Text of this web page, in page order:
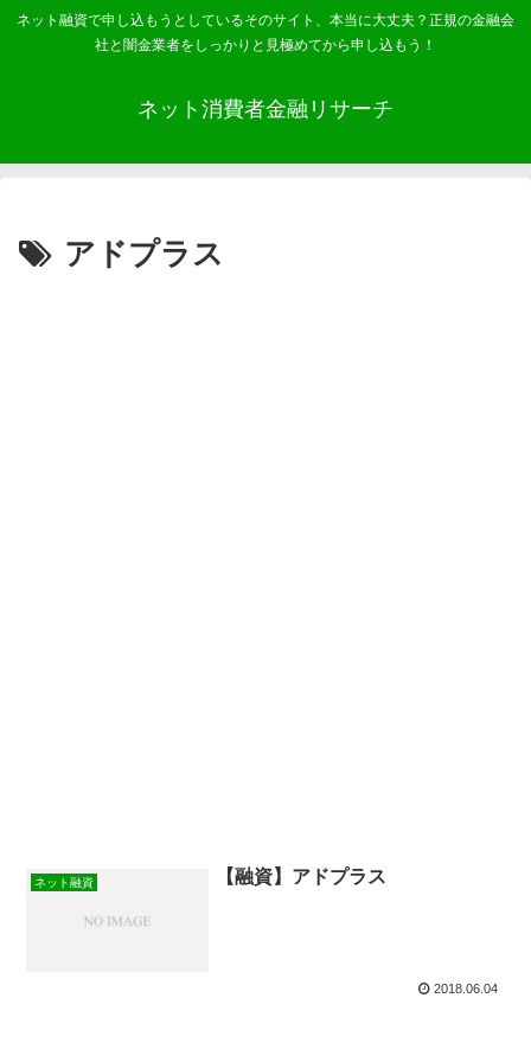
ネット融資で申し込もうとしているそのサイト、本当に大丈夫？正規の金融会
社と闇金業者をしっかりと見極めてから申し込もう！
ネット消費者金融リサーチ
アドプラス
ネット融資 【融資】アドプラス
2018.06.04